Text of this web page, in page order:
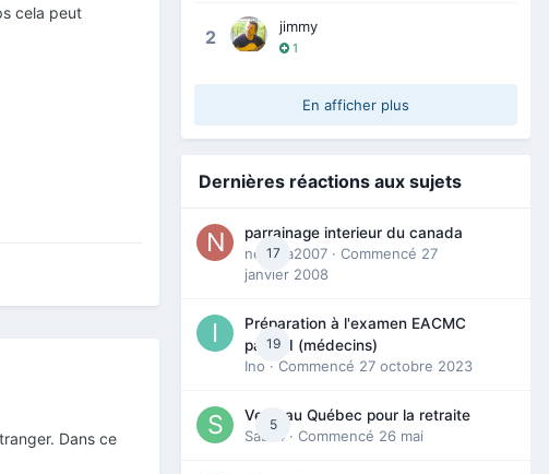
cela peut
Dans ce
2 jimmy
1
En afficher plus
Dernières réactions aux sujets
17
parrainage interieur du canada
nedjma2007 · Commencé 27
janvier 2008
19
Préparation à l'examen EACMC
partie I (médecins)
Ino · Commencé 27 octobre 2023
5
Venir au Québec pour la retraite
Sab74 · Commencé 26 mai